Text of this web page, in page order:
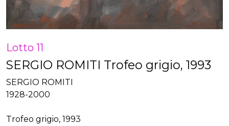
Lotto 11
SERGIO ROMITI Trofeo grigio, 1993
SERGIO ROMITI
1928-2000
Trofeo grigio, 1993